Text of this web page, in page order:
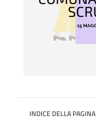
INDICE DELLA PAGINA